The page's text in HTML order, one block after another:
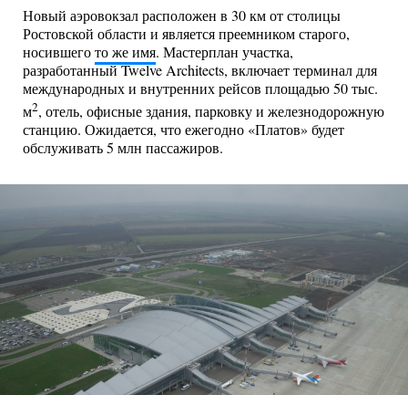
Новый аэровокзал расположен в 30 км от столицы
Ростовской области и является преемником старого,
носившегото же имя. Мастерплан участка,
разработанный Twelve Architects, включает терминал для
международных и внутренних рейсов площадью 50 тыс.
м2, отель, офисные здания, парковку и железнодорожную
станцию. Ожидается, что ежегодно «Платов» будет
обслуживать 5 млн пассажиров.